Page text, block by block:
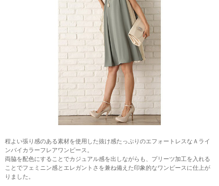
程よい張り感のある素材を使用した抜け感たっぷりのエフォートレスなＡライ
ンバイカラーフレアワンピース。
両脇を配色にすることでカジュアル感を出しながらも、プリーツ加工を入れる
ことでフェミニン感とエレガントさを兼ね備えた印象的なワンピースに仕上が
りました。